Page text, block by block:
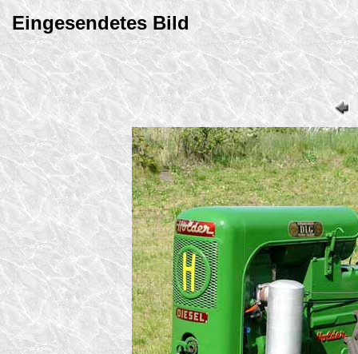
Eingesendetes Bild